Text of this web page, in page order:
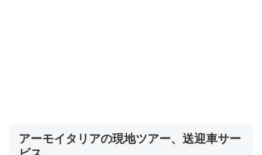
アーモイタリアの現地ツアー、送迎車サー